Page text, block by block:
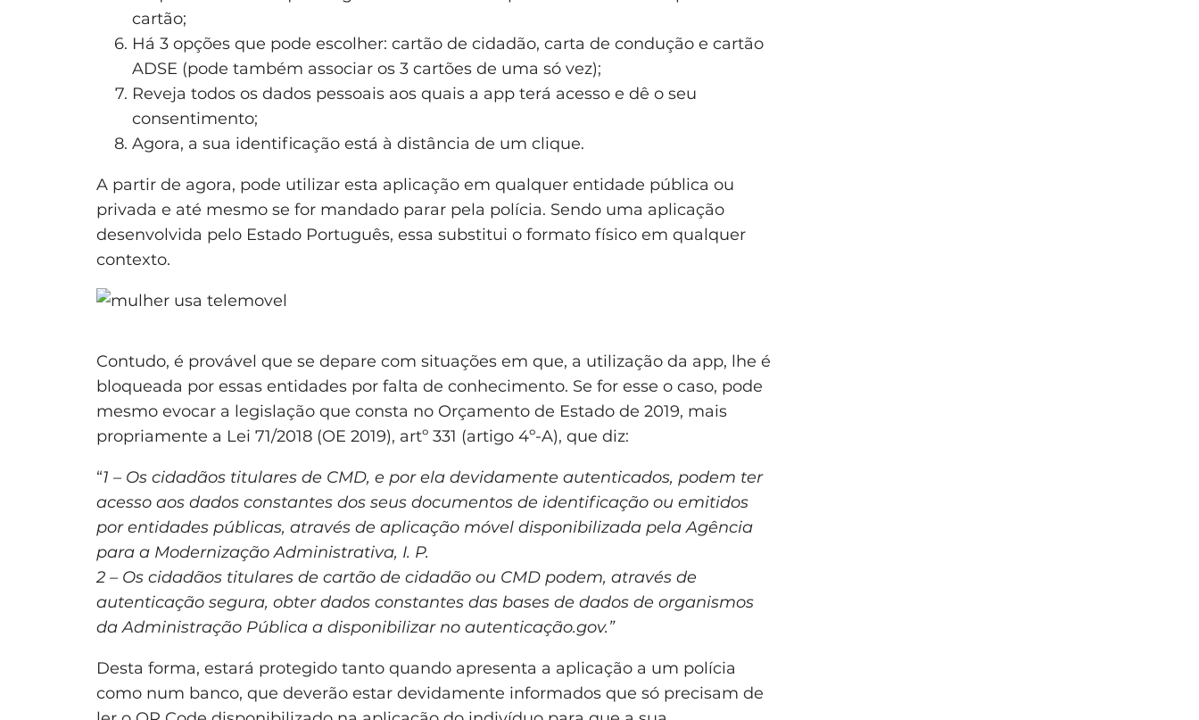
cartão;
Há 3 opções que pode escolher: cartão de cidadão, carta de condução e cartão
ADSE (pode também associar os 3 cartões de uma só vez);
Reveja todos os dados pessoais aos quais a app terá acesso e dê o seu
consentimento;
Agora, a sua identificação está à distância de um clique.
A partir de agora, pode utilizar esta aplicação em qualquer entidade pública ou
privada e até mesmo se for mandado parar pela polícia. Sendo uma aplicação
desenvolvida pelo Estado Português, essa substitui o formato físico em qualquer
contexto.
Contudo, é provável que se depare com situações em que, a utilização da app, lhe é
bloqueada por essas entidades por falta de conhecimento. Se for esse o caso, pode
mesmo evocar a legislação que consta no Orçamento de Estado de 2019, mais
propriamente a Lei 71/2018 (OE 2019), artº 331 (artigo 4º-A), que diz:
“1 – Os cidadãos titulares de CMD, e por ela devidamente autenticados, podem ter
acesso aos dados constantes dos seus documentos de identificação ou emitidos
por entidades públicas, através de aplicação móvel disponibilizada pela Agência
para a Modernização Administrativa, I. P.
2 – Os cidadãos titulares de cartão de cidadão ou CMD podem, através de
autenticação segura, obter dados constantes das bases de dados de organismos
da Administração Pública a disponibilizar no autenticação.gov.”
Desta forma, estará protegido tanto quando apresenta a aplicação a um polícia
como num banco, que deverão estar devidamente informados que só precisam de